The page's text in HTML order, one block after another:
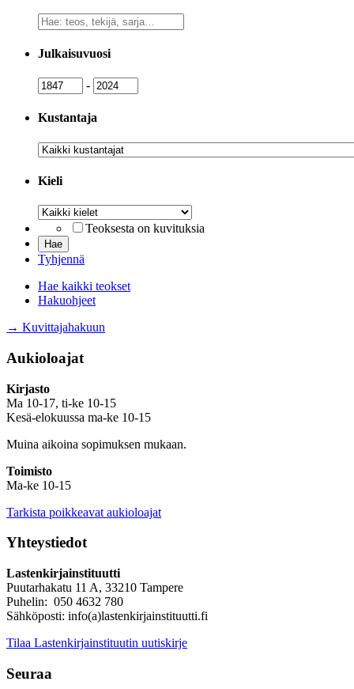
Vapaa
sanahaku
Julkaisuvuosi
Julkaisuvuosi
- Julkaisuvuosi
Kustantaja
Kustantaja
Kieli
Kieli
Teoksesta on kuvituksia
Tyhjennä
Hae kaikki teokset
Hakuohjeet
→ Kuvittajahakuun
Aukioloajat
Kirjasto
Ma 10-17, ti-ke 10-15
Kesä-elokuussa ma-ke 10-15
Muina aikoina sopimuksen mukaan.
Toimisto
Ma-ke 10-15
Tarkista poikkeavat aukioloajat
Yhteystiedot
Lastenkirjainstituutti
Puutarhakatu 11 A, 33210 Tampere
Puhelin: 050 4632 780
Sähköposti: info(a)lastenkirjainstituutti.fi
Tilaa Lastenkirjainstituutin uutiskirje
Seuraa